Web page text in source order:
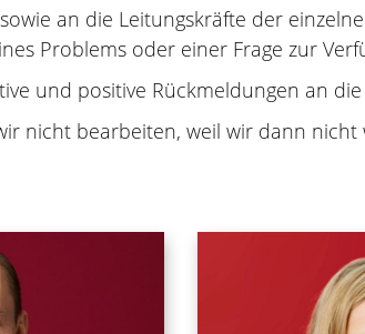
an die Leitungskräfte der
Problems oder einer Frage zur
und positive Rückmeldungen an
nicht bearbeiten, weil wir dann nicht